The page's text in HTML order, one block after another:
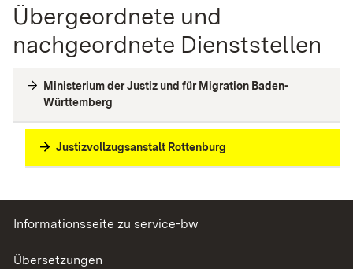
Übergeordnete und
nachgeordnete Dienststellen
Ministerium der Justiz und für Migration Baden-
Württemberg
Justizvollzugsanstalt Rottenburg
Informationsseite zu service-bw
Übersetzungen